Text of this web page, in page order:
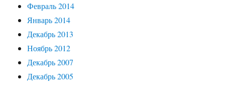
Февраль 2014
Январь 2014
Декабрь 2013
Ноябрь 2012
Декабрь 2007
Декабрь 2005